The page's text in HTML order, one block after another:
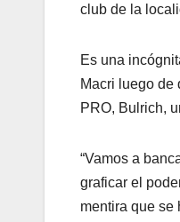
club de la
Es una
Macri luego de
PRO, Bulrich,
“Vamos a
graficar el
mentira que se